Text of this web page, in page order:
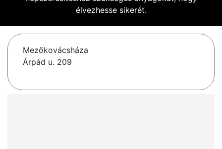
élvezhesse sikerét.
Mezőkovácsháza
Árpád u. 209